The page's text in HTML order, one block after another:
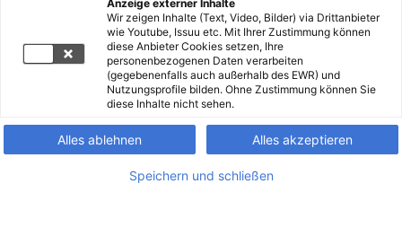
Anzeige externer Inhalte
Wir zeigen Inhalte (Text, Video, Bilder) via Drittanbieter
wie Youtube, Issuu etc. Mit Ihrer Zustimmung können
diese Anbieter Cookies setzen, Ihre
personenbezogenen Daten verarbeiten
(gegebenenfalls auch außerhalb des EWR) und
Nutzungsprofile bilden. Ohne Zustimmung können Sie
diese Inhalte nicht sehen.
Alles ablehnen Alles akzeptieren
Speichern und schließen